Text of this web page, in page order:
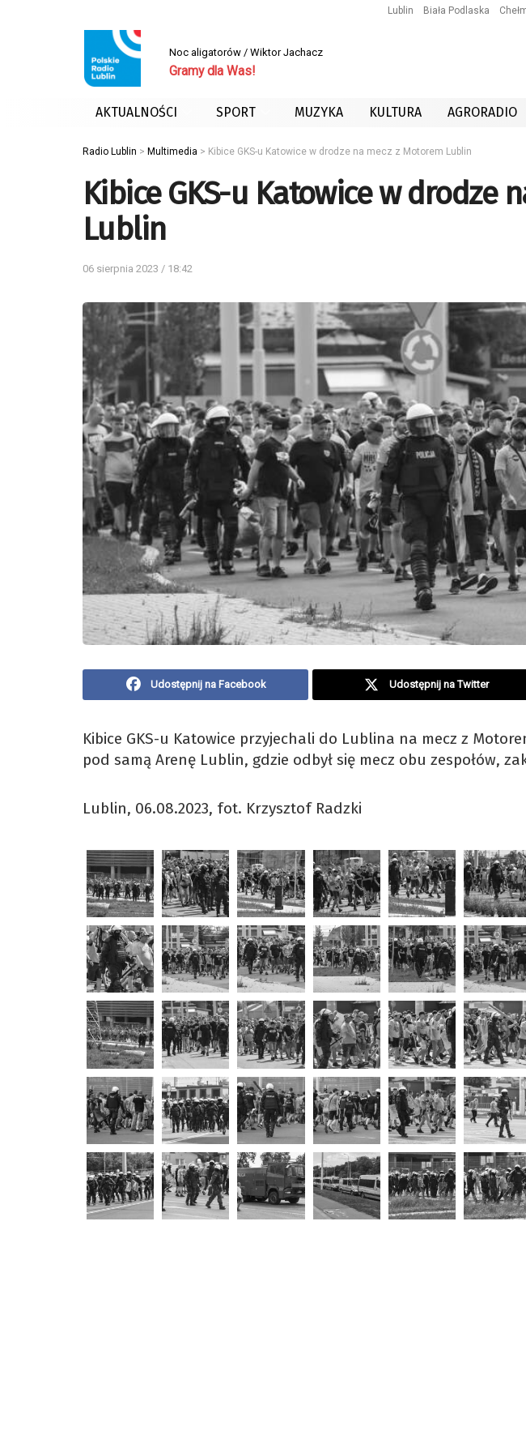
Lublin Biała Podlaska
Noc aligatorów / Wiktor Jachacz
Gramy dla Was!
AKTUALNOŚCI SPORT MUZYKA KULTURA AGRORADIO
Radio Lublin > Multimedia > Kibice GKS-u Katowice w drodze na mecz z Motorem Lublin
Kibice GKS-u Katowice w drodze
Lublin
06 sierpnia 2023 / 18:42
Udostępnij na Facebook Udostępnij na Twitter
Kibice GKS-u Katowice przyjechali do Lublina na mecz z
pod samą Arenę Lublin, gdzie odbył się mecz obu zespołów,
Lublin, 06.08.2023, fot. Krzysztof Radzki